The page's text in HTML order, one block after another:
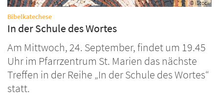
© iStock
Bibelkatechese:
In der Schule des Wortes
Am Mittwoch, 24. September, findet um 19.45
Uhr im Pfarrzentrum St. Marien das nächste
Treffen in der Reihe „In der Schule des Wortes“
statt.